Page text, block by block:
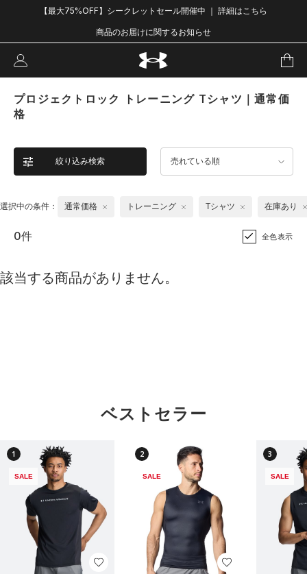
【最大75%OFF】シークレットセール開催中 ｜ 詳細はこちら
商品のお届けに関するお知らせ
プロジェクトロック トレーニング Tシャツ｜通常価
格
絞り込み検索 売れている順
選択中の条件： 通常価格 トレーニング Tシャツ 在庫あり
0件 全色表示
該当する商品がありません。
ベストセラー
1
SALE
2
SALE
3
SALE